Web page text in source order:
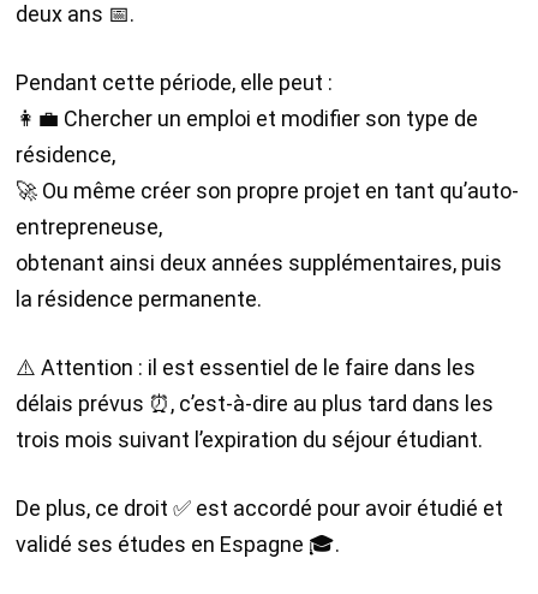
deux ans 📅.
Pendant cette période, elle peut :
👩‍💼 Chercher un emploi et modifier son type de
résidence,
🚀 Ou même créer son propre projet en tant qu’auto-
entrepreneuse,
obtenant ainsi deux années supplémentaires, puis
la résidence permanente.
⚠️ Attention : il est essentiel de le faire dans les
délais prévus ⏰, c’est-à-dire au plus tard dans les
trois mois suivant l’expiration du séjour étudiant.
De plus, ce droit ✅ est accordé pour avoir étudié et
validé ses études en Espagne 🎓.